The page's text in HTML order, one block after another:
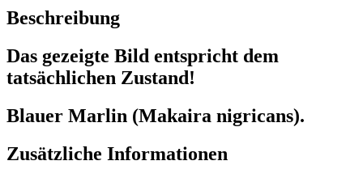
Beschreibung
Das gezeigte Bild entspricht dem
tatsächlichen Zustand!
Blauer Marlin (Makaira nigricans).
Zusätzliche Informationen